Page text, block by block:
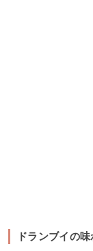
ドランブイの味